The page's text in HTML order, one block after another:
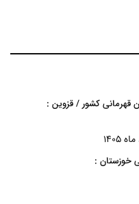
قهرمانی کشور / قزوین :
خوزستان :